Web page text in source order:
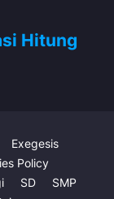
Hitung
Exegesis
Policy
SD
SMP